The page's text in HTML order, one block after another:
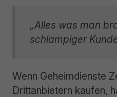
„Alles was man
schlampiger
Wenn Geheimdienste
Drittanbietern kaufen,